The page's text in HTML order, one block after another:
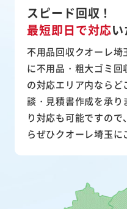
スピード回収！
最短即日で対応
不用品回収クオーレ埼
に不用品・粗大ゴミ
の対応エリア内なら
談・見積書作成を承り
り対応も可能ですの
らぜひクオーレ埼玉に